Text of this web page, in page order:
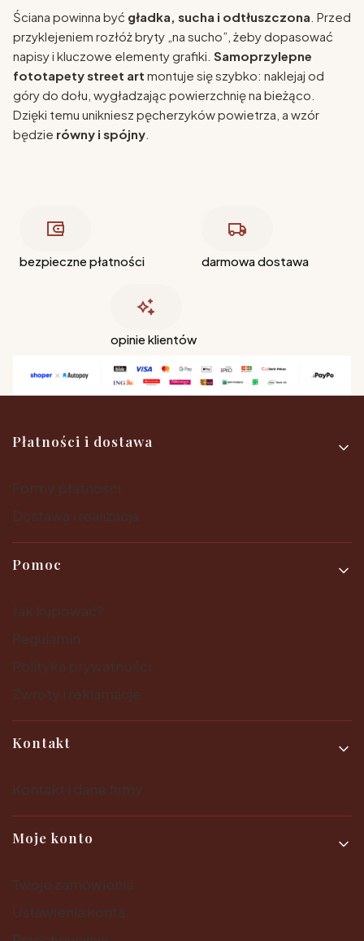
Ściana powinna być gładka, sucha i odtłuszczona . Przed
przyklejeniem rozłóż bryty „na sucho”, żeby dopasować
napisy i kluczowe elementy grafiki. Samoprzylepne
fototapety street art montuje się szybko: naklejaj od
góry do dołu, wygładzając powierzchnię na bieżąco.
Dzięki temu unikniesz pęcherzyków powietrza, a wzór
będzie równy i spójny
bezpieczne płatności darmowa dostawa
opinie klientów
Linki w stopce
Płatności i dostawa
Pomoc
Kontakt
Moje konto